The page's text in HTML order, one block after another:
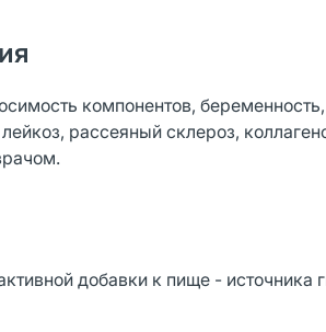
компонентов,
лейкоз, рассеяный склероз,
добавки к пище - источника